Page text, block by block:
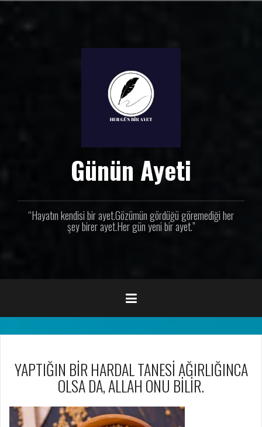
Günün Ayeti
“Hayatın kendisi bir ayet.Gözümün gördüğü göremediği her
şey birer ayet.Her gün yeni bir ayet.”
YAPTIĞIN BİR HARDAL TANESİ AĞIRLIĞINCA
OLSA DA, ALLAH ONU BİLİR.